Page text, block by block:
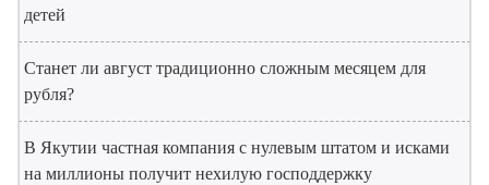
детей
Станет ли август традиционно сложным месяцем для
рубля?
В Якутии частная компания с нулевым штатом и исками
на миллионы получит нехилую господдержку